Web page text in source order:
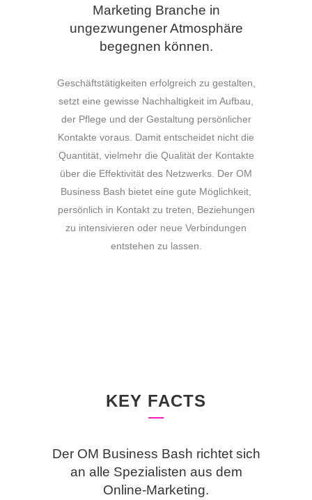
Marketing Branche in
ungezwungener Atmosphäre
begegnen können.
Geschäftstätigkeiten erfolgreich zu gestalten,
setzt eine gewisse Nachhaltigkeit im Aufbau,
der Pflege und der Gestaltung persönlicher
Kontakte voraus. Damit entscheidet nicht die
Quantität, vielmehr die Qualität der Kontakte
über die Effektivität des Netzwerks. Der OM
Business Bash bietet eine gute Möglichkeit,
persönlich in Kontakt zu treten, Beziehungen
zu intensivieren oder neue Verbindungen
entstehen zu lassen.
KEY FACTS
Der OM Business Bash richtet sich
an alle Spezialisten aus dem
Online-Marketing.